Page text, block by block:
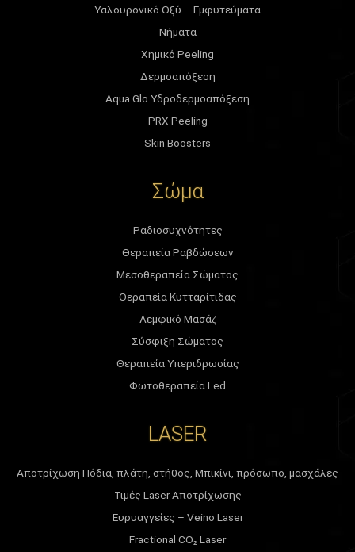
Υαλουρονικό Οξύ – Εμφυτεύματα
Νήματα
Χημικό Peeling
Δερμοαπόξεση
Aqua Glo Υδροδερμοαπόξεση
PRX Peeling
Skin Boosters
Σώμα
Ραδιοσυχνότητες
Θεραπεία Ραβδώσεων
Μεσοθεραπεία Σώματος
Θεραπεία Κυτταρίτιδας
Λεμφικό Μασάζ
Σύσφιξη Σώματος
Θεραπεία Υπεριδρωσίας
Φωτοθεραπεία Led
LASER
Αποτρίχωση Πόδια, πλάτη, στήθος, Μπικίνι, πρόσωπο, μασχάλες
Τιμές Laser Αποτρίχωσης
Ευρυαγγείες – Veino Laser
Fractional CO₂ Laser